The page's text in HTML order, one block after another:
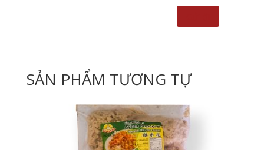
SẢN PHẨM TƯƠNG TỰ